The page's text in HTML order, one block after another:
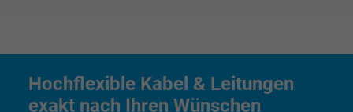
Hochflexible Kabel & Leitungen
exakt nach Ihren Wünschen